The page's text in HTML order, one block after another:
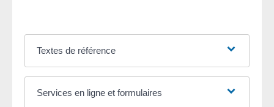
Textes de référence
Services en ligne et formulaires